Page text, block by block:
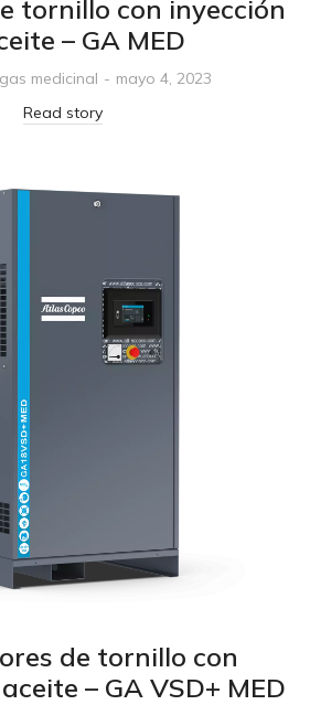
tornillo con inyección
– GA MED
medicinal
mayo 4, 2023
Read story
de tornillo con
– GA VSD+ MED